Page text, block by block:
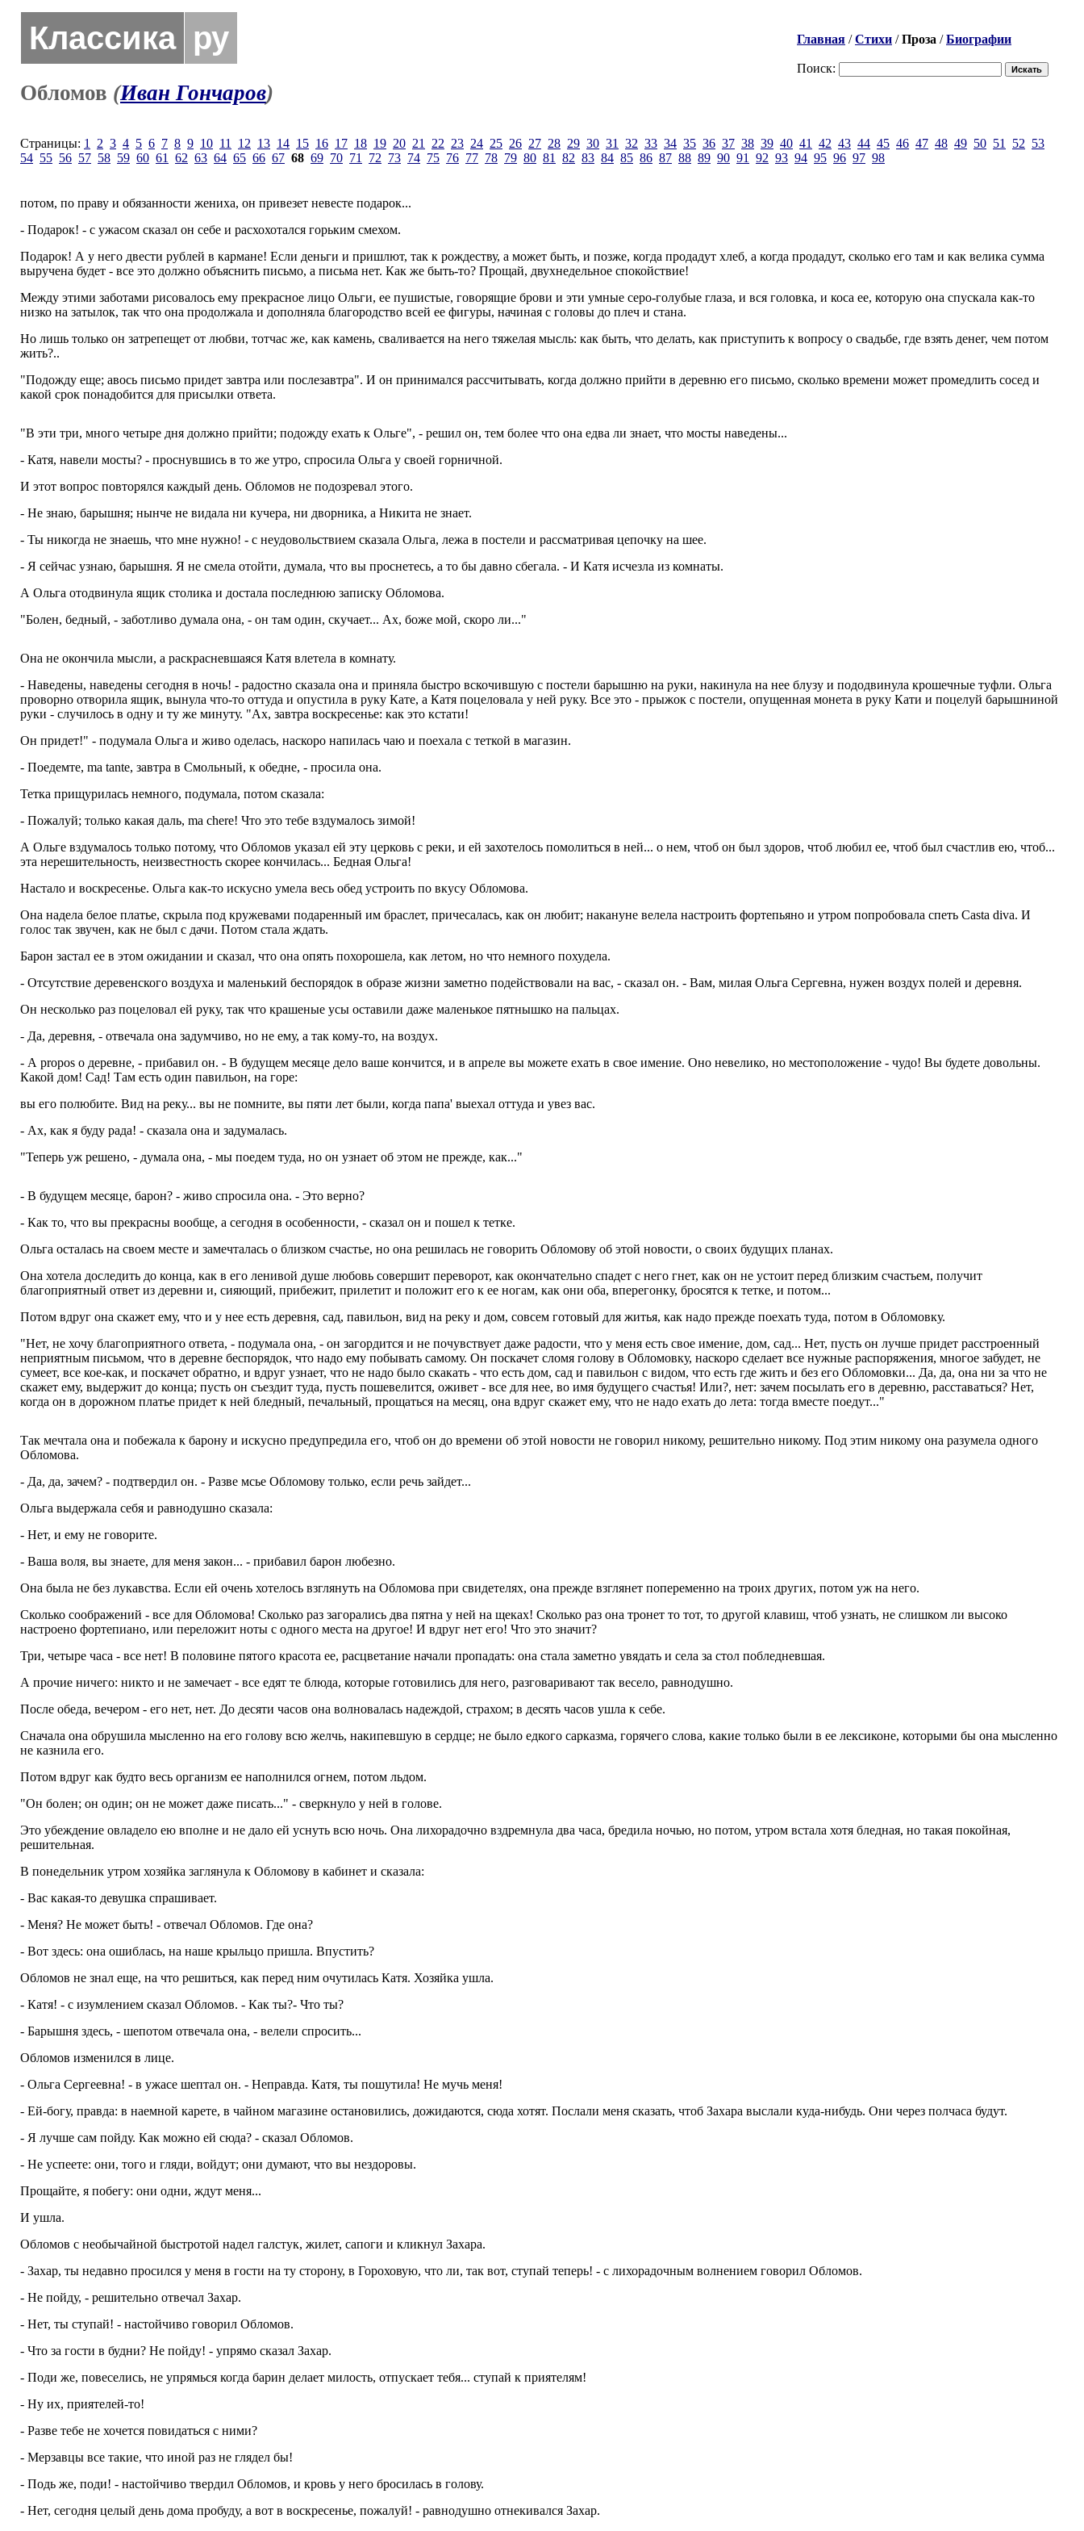
Главная /Стихи /Проза /Биографии
Поиск:
Классика ру
Обломов (Иван Гончаров)
Страницы: 1 2 3 4 5 6 7 8 9 10 11 12 13 14 15 16 17 18 19 20 21 22 23 24 25 26 27 28 29 30 31 32 33 34 35 36 37 38 39 40 41 42 43 44 45 46 47 48 49 50 51 52 53
54 55 56 57 58 59 60 61 62 63 64 65 66 67 68 69 70 71 72 73 74 75 76 77 78 79 80 81 82 83 84 85 86 87 88 89 90 91 92 93 94 95 96 97 98
потом, по праву и обязанности жениха, он привезет невесте подарок...
- Подарок! - с ужасом сказал он себе и расхохотался горьким смехом.
Подарок! А у него двести рублей в кармане! Если деньги и пришлют, так к рождеству, а может быть, и позже, когда продадут хлеб, а когда продадут, сколько его там и как велика сумма
выручена будет - все это должно объяснить письмо, а письма нет. Как же быть-то? Прощай, двухнедельное спокойствие!
Между этими заботами рисовалось ему прекрасное лицо Ольги, ее пушистые, говорящие брови и эти умные серо-голубые глаза, и вся головка, и коса ее, которую она спускала как-то
низко на затылок, так что она продолжала и дополняла благородство всей ее фигуры, начиная с головы до плеч и стана.
Но лишь только он затрепещет от любви, тотчас же, как камень, сваливается на него тяжелая мысль: как быть, что делать, как приступить к вопросу о свадьбе, где взять денег, чем потом
жить?..
"Подожду еще; авось письмо придет завтра или послезавтра". И он принимался рассчитывать, когда должно прийти в деревню его письмо, сколько времени может промедлить сосед и
какой срок понадобится для присылки ответа.
"В эти три, много четыре дня должно прийти; подожду ехать к Ольге", - решил он, тем более что она едва ли знает, что мосты наведены...
- Катя, навели мосты? - проснувшись в то же утро, спросила Ольга у своей горничной.
И этот вопрос повторялся каждый день. Обломов не подозревал этого.
- Не знаю, барышня; нынче не видала ни кучера, ни дворника, а Никита не знает.
- Ты никогда не знаешь, что мне нужно! - с неудовольствием сказала Ольга, лежа в постели и рассматривая цепочку на шее.
- Я сейчас узнаю, барышня. Я не смела отойти, думала, что вы проснетесь, а то бы давно сбегала. - И Катя исчезла из комнаты.
А Ольга отодвинула ящик столика и достала последнюю записку Обломова.
"Болен, бедный, - заботливо думала она, - он там один, скучает... Ах, боже мой, скоро ли..."
Она не окончила мысли, а раскрасневшаяся Катя влетела в комнату.
- Наведены, наведены сегодня в ночь! - радостно сказала она и приняла быстро вскочившую с постели барышню на руки, накинула на нее блузу и пододвинула крошечные туфли. Ольга
проворно отворила ящик, вынула что-то оттуда и опустила в руку Кате, а Катя поцеловала у ней руку. Все это - прыжок с постели, опущенная монета в руку Кати и поцелуй барышниной
руки - случилось в одну и ту же минуту. "Ах, завтра воскресенье: как это кстати!
Он придет!" - подумала Ольга и живо оделась, наскоро напилась чаю и поехала с теткой в магазин.
- Поедемте, ma tante, завтра в Смольный, к обедне, - просила она.
Тетка прищурилась немного, подумала, потом сказала:
- Пожалуй; только какая даль, ma chere! Что это тебе вздумалось зимой!
А Ольге вздумалось только потому, что Обломов указал ей эту церковь с реки, и ей захотелось помолиться в ней... о нем, чтоб он был здоров, чтоб любил ее, чтоб был счастлив ею, чтоб...
эта нерешительность, неизвестность скорее кончилась... Бедная Ольга!
Настало и воскресенье. Ольга как-то искусно умела весь обед устроить по вкусу Обломова.
Она надела белое платье, скрыла под кружевами подаренный им браслет, причесалась, как он любит; накануне велела настроить фортепьяно и утром попробовала спеть Casta diva. И
голос так звучен, как не был с дачи. Потом стала ждать.
Барон застал ее в этом ожидании и сказал, что она опять похорошела, как летом, но что немного похудела.
- Отсутствие деревенского воздуха и маленький беспорядок в образе жизни заметно подействовали на вас, - сказал он. - Вам, милая Ольга Сергевна, нужен воздух полей и деревня.
Он несколько раз поцеловал ей руку, так что крашеные усы оставили даже маленькое пятнышко на пальцах.
- Да, деревня, - отвечала она задумчиво, но не ему, а так кому-то, на воздух.
- А propos о деревне, - прибавил он. - В будущем месяце дело ваше кончится, и в апреле вы можете ехать в свое имение. Оно невелико, но местоположение - чудо! Вы будете довольны.
Какой дом! Сад! Там есть один павильон, на горе:
вы его полюбите. Вид на реку... вы не помните, вы пяти лет были, когда папа' выехал оттуда и увез вас.
- Ах, как я буду рада! - сказала она и задумалась.
"Теперь уж решено, - думала она, - мы поедем туда, но он узнает об этом не прежде, как..."
- В будущем месяце, барон? - живо спросила она. - Это верно?
- Как то, что вы прекрасны вообще, а сегодня в особенности, - сказал он и пошел к тетке.
Ольга осталась на своем месте и замечталась о близком счастье, но она решилась не говорить Обломову об этой новости, о своих будущих планах.
Она хотела доследить до конца, как в его ленивой душе любовь совершит переворот, как окончательно спадет с него гнет, как он не устоит перед близким счастьем, получит
благоприятный ответ из деревни и, сияющий, прибежит, прилетит и положит его к ее ногам, как они оба, вперегонку, бросятся к тетке, и потом...
Потом вдруг она скажет ему, что и у нее есть деревня, сад, павильон, вид на реку и дом, совсем готовый для житья, как надо прежде поехать туда, потом в Обломовку.
"Нет, не хочу благоприятного ответа, - подумала она, - он загордится и не почувствует даже радости, что у меня есть свое имение, дом, сад... Нет, пусть он лучше придет расстроенный
неприятным письмом, что в деревне беспорядок, что надо ему побывать самому. Он поскачет сломя голову в Обломовку, наскоро сделает все нужные распоряжения, многое забудет, не
сумеет, все кое-как, и поскачет обратно, и вдруг узнает, что не надо было скакать - что есть дом, сад и павильон с видом, что есть где жить и без его Обломовки... Да, да, она ни за что не
скажет ему, выдержит до конца; пусть он съездит туда, пусть пошевелится, оживет - все для нее, во имя будущего счастья! Или?, нет: зачем посылать его в деревню, расставаться? Нет,
когда он в дорожном платье придет к ней бледный, печальный, прощаться на месяц, она вдруг скажет ему, что не надо ехать до лета: тогда вместе поедут..."
Так мечтала она и побежала к барону и искусно предупредила его, чтоб он до времени об этой новости не говорил никому, решительно никому. Под этим никому она разумела одного
Обломова.
- Да, да, зачем? - подтвердил он. - Разве мсье Обломову только, если речь зайдет...
Ольга выдержала себя и равнодушно сказала:
- Нет, и ему не говорите.
- Ваша воля, вы знаете, для меня закон... - прибавил барон любезно.
Она была не без лукавства. Если ей очень хотелось взглянуть на Обломова при свидетелях, она прежде взглянет попеременно на троих других, потом уж на него.
Сколько соображений - все для Обломова! Сколько раз загорались два пятна у ней на щеках! Сколько раз она тронет то тот, то другой клавиш, чтоб узнать, не слишком ли высоко
настроено фортепиано, или переложит ноты с одного места на другое! И вдруг нет его! Что это значит?
Три, четыре часа - все нет! В половине пятого красота ее, расцветание начали пропадать: она стала заметно увядать и села за стол побледневшая.
А прочие ничего: никто и не замечает - все едят те блюда, которые готовились для него, разговаривают так весело, равнодушно.
После обеда, вечером - его нет, нет. До десяти часов она волновалась надеждой, страхом; в десять часов ушла к себе.
Сначала она обрушила мысленно на его голову всю желчь, накипевшую в сердце; не было едкого сарказма, горячего слова, какие только были в ее лексиконе, которыми бы она мысленно
не казнила его.
Потом вдруг как будто весь организм ее наполнился огнем, потом льдом.
"Он болен; он один; он не может даже писать..." - сверкнуло у ней в голове.
Это убеждение овладело ею вполне и не дало ей уснуть всю ночь. Она лихорадочно вздремнула два часа, бредила ночью, но потом, утром встала хотя бледная, но такая покойная,
решительная.
В понедельник утром хозяйка заглянула к Обломову в кабинет и сказала:
- Вас какая-то девушка спрашивает.
- Меня? Не может быть! - отвечал Обломов. Где она?
- Вот здесь: она ошиблась, на наше крыльцо пришла. Впустить?
Обломов не знал еще, на что решиться, как перед ним очутилась Катя. Хозяйка ушла.
- Катя! - с изумлением сказал Обломов. - Как ты?- Что ты?
- Барышня здесь, - шепотом отвечала она, - велели спросить...
Обломов изменился в лице.
- Ольга Сергеевна! - в ужасе шептал он. - Неправда. Катя, ты пошутила! Не мучь меня!
- Ей-богу, правда: в наемной карете, в чайном магазине остановились, дожидаются, сюда хотят. Послали меня сказать, чтоб Захара выслали куда-нибудь. Они через полчаса будут.
- Я лучше сам пойду. Как можно ей сюда? - сказал Обломов.
- Не успеете: они, того и гляди, войдут; они думают, что вы нездоровы.
Прощайте, я побегу: они одни, ждут меня...
И ушла.
Обломов с необычайной быстротой надел галстук, жилет, сапоги и кликнул Захара.
- Захар, ты недавно просился у меня в гости на ту сторону, в Гороховую, что ли, так вот, ступай теперь! - с лихорадочным волнением говорил Обломов.
- Не пойду, - решительно отвечал Захар.
- Нет, ты ступай! - настойчиво говорил Обломов.
- Что за гости в будни? Не пойду! - упрямо сказал Захар.
- Поди же, повеселись, не упрямься когда барин делает милость, отпускает тебя... ступай к приятелям!
- Ну их, приятелей-то!
- Разве тебе не хочется повидаться с ними?
- Мерзавцы все такие, что иной раз не глядел бы!
- Подь же, поди! - настойчиво твердил Обломов, и кровь у него бросилась в голову.
- Нет, сегодня целый день дома пробуду, а вот в воскресенье, пожалуй! - равнодушно отнекивался Захар.